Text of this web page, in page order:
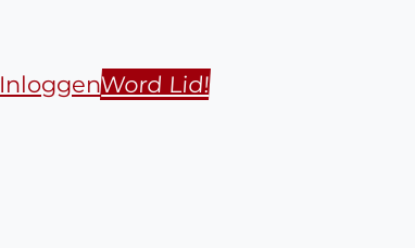
InloggenWord Lid!